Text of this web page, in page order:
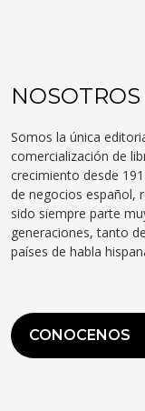
NOSOTROS
Somos la única
comercialización de
crecimiento desde
de negocios español,
sido siempre parte
generaciones, tanto
países de habla
CONOCENOS